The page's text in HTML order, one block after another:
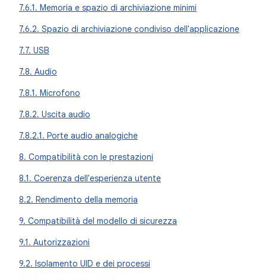
7.6.1. Memoria e spazio di archiviazione minimi
7.6.2. Spazio di archiviazione condiviso dell'applicazione
7.7. USB
7.8. Audio
7.8.1. Microfono
7.8.2. Uscita audio
7.8.2.1. Porte audio analogiche
8. Compatibilità con le prestazioni
8.1. Coerenza dell'esperienza utente
8.2. Rendimento della memoria
9. Compatibilità del modello di sicurezza
9.1. Autorizzazioni
9.2. Isolamento UID e dei processi